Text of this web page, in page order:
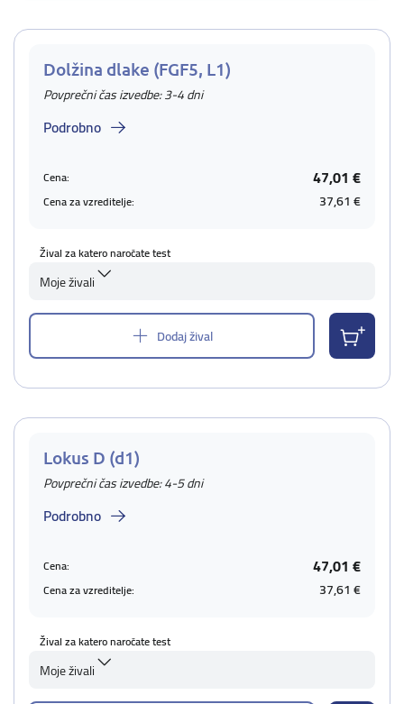
Dolžina dlake (FGF5, L1)
Povprečni čas izvedbe: 3-4 dni
Podrobno
Cena: 47,01 €
Cena za vzreditelje: 37,61 €
Žival za katero naročate test
Moje živali
Dodaj žival
Lokus D (d1)
Povprečni čas izvedbe: 4-5 dni
Podrobno
Cena: 47,01 €
Cena za vzreditelje: 37,61 €
Žival za katero naročate test
Moje živali